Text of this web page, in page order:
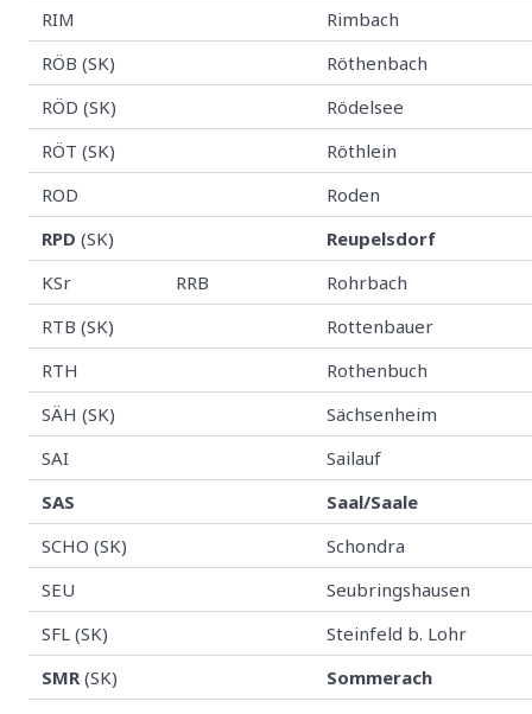
RIM
Rimbach
RÖB (SK)
Röthenbach
RÖD (SK)
Rödelsee
RÖT (SK)
Röthlein
ROD
Roden
RPD(SK)
Reupelsdorf
KSr
RRB
Rohrbach
RTB (SK)
Rottenbauer
RTH
Rothenbuch
SÄH (SK)
Sächsenheim
SAI
Sailauf
SAS
Saal/Saale
SCHO (SK)
Schondra
SEU
Seubringshausen
SFL (SK)
Steinfeld b. Lohr
SMR(SK)
Sommerach